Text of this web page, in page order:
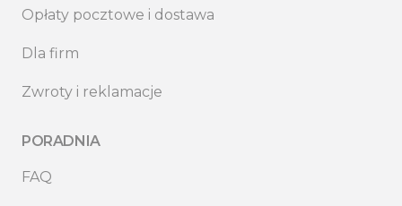
Opłaty pocztowe i dostawa
Dla firm
Zwroty i reklamacje
PORADNIA
FAQ